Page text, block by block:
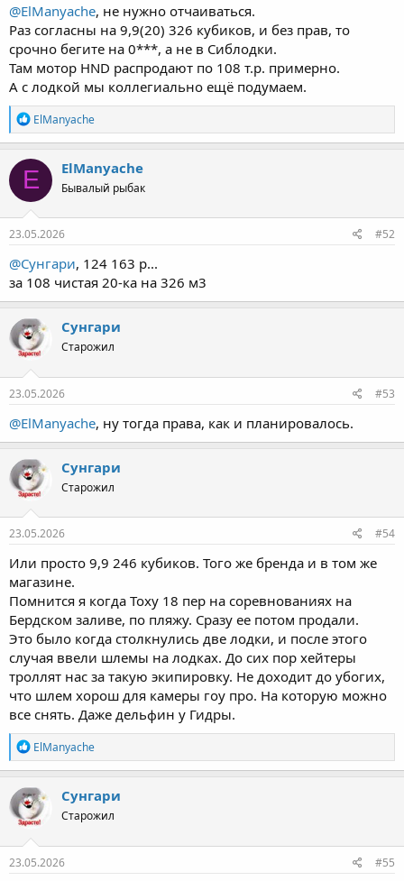
@ElManyache, не нужно отчаиваться.
Раз согласны на 9,9(20) 326 кубиков, и без прав, то
срочно бегите на 0***, а не в Сиблодки.
Там мотор HND распродают по 108 т.р. примерно.
А с лодкой мы коллегиально ещё подумаем.
Р
е
а
к
ц
и
и
:
ElManyache
E ElManyache
Бывалый рыбак
23.05.2026 #52
@Сунгари, 124 163 р...
за 108 чистая 20-ка на 326 м3
Сунгари
Старожил
23.05.2026 #53
@ElManyache, ну тогда права, как и планировалось.
Сунгари
Старожил
23.05.2026 #54
Или просто 9,9 246 кубиков. Того же бренда и в том же
магазине.
Помнится я когда Тоху 18 пер на соревнованиях на
Бердском заливе, по пляжу. Сразу ее потом продали.
Это было когда столкнулись две лодки, и после этого
случая ввели шлемы на лодках. До сих пор хейтеры
троллят нас за такую экипировку. Не доходит до убогих,
что шлем хорош для камеры гоу про. На которую можно
все снять. Даже дельфин у Гидры.
Р
е
а
к
ц
и
:
ElManyache
Сунгари
Старожил
23.05.2026 #55